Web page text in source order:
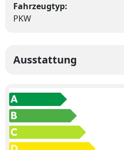
Fahrzeugtyp:
PKW
Ausstattung